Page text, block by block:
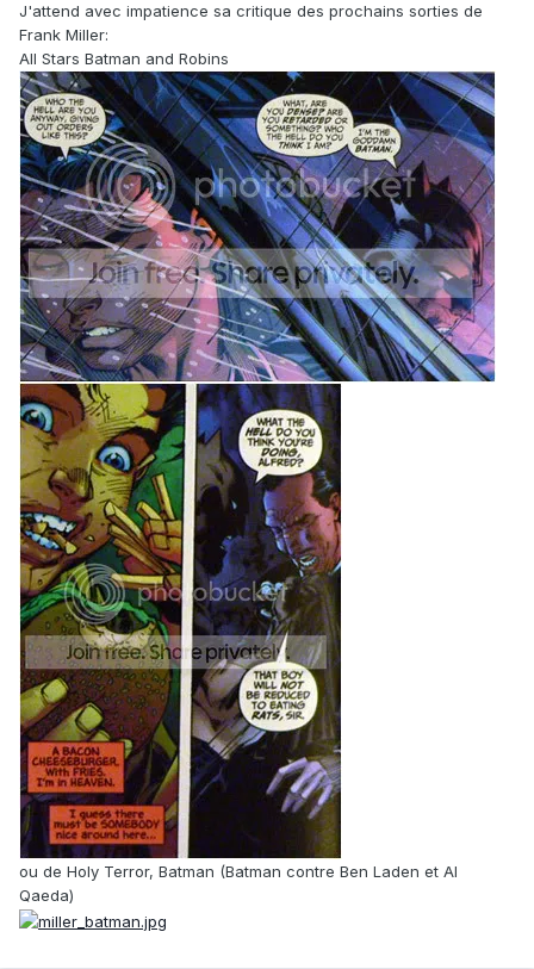
J'attend avec impatience sa critique des prochains sorties de
Frank Miller:
All Stars Batman and Robins
ou de Holy Terror, Batman (Batman contre Ben Laden et Al
Qaeda)